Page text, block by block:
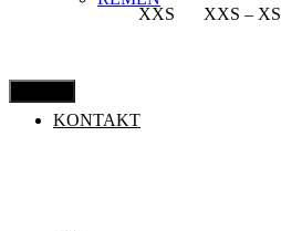
KONTAKT
XXS XXS – XS